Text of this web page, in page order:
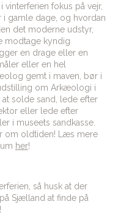
vinterferien fokus på vejr,
gamle dage, og hvordan
det moderne udstyr,
modtage kyndig
en drage eller en
eller en hel
gemt i maven, bør i
om Arkæologi i
solde sand, lede efter
eller lede efter
i museets sandkasse.
om oldtiden! Læs mere
her!
så husk at der
Sjælland at finde på
!